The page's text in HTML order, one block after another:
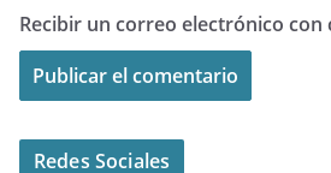
Recibir un correo electrónico con
Redes Sociales